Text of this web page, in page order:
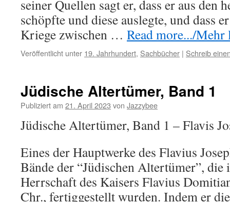
seiner Quellen sagt er, dass er aus den
schöpfte und diese auslegte, und dass
Kriege zwischen … Read more.../Mehr
Veröffentlicht unter 19. Jahrhundert, Sachbücher | Schreib
Jüdische Altertümer, Band 1
Publiziert am 21. April 2023 von Jazzybee
Jüdische Altertümer, Band 1 – Flavis
Eines der Hauptwerke des Flavius
Bände der “Jüdischen Altertümer”, die
Herrschaft des Kaisers Flavius
Chr., fertiggestellt wurden. Indem er